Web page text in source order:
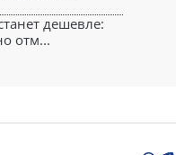
дешевле:
отм...